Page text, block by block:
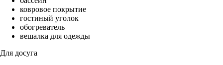
ковровое покрытие
гостиный уголок
обогреватель
вешалка для одежды
Для досуга